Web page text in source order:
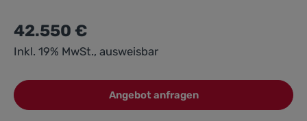
42.550 €
Inkl. 19% MwSt., ausweisbar
Angebot anfragen